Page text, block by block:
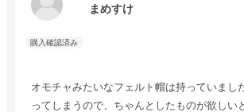
まめすけ
オモチャみたいなフェルト帽は持っていまし
ってしまうので、ちゃんとしたものが欲しい